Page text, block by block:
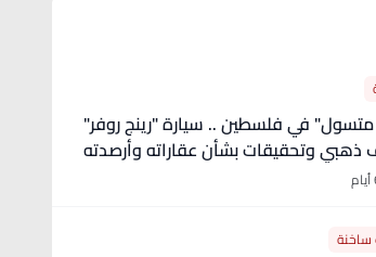
"أغنى متسول" في فلسطين .. سيارة "رينج روفر"
ذهبي وتحقيقات بشأن عقاراته وأرصدته